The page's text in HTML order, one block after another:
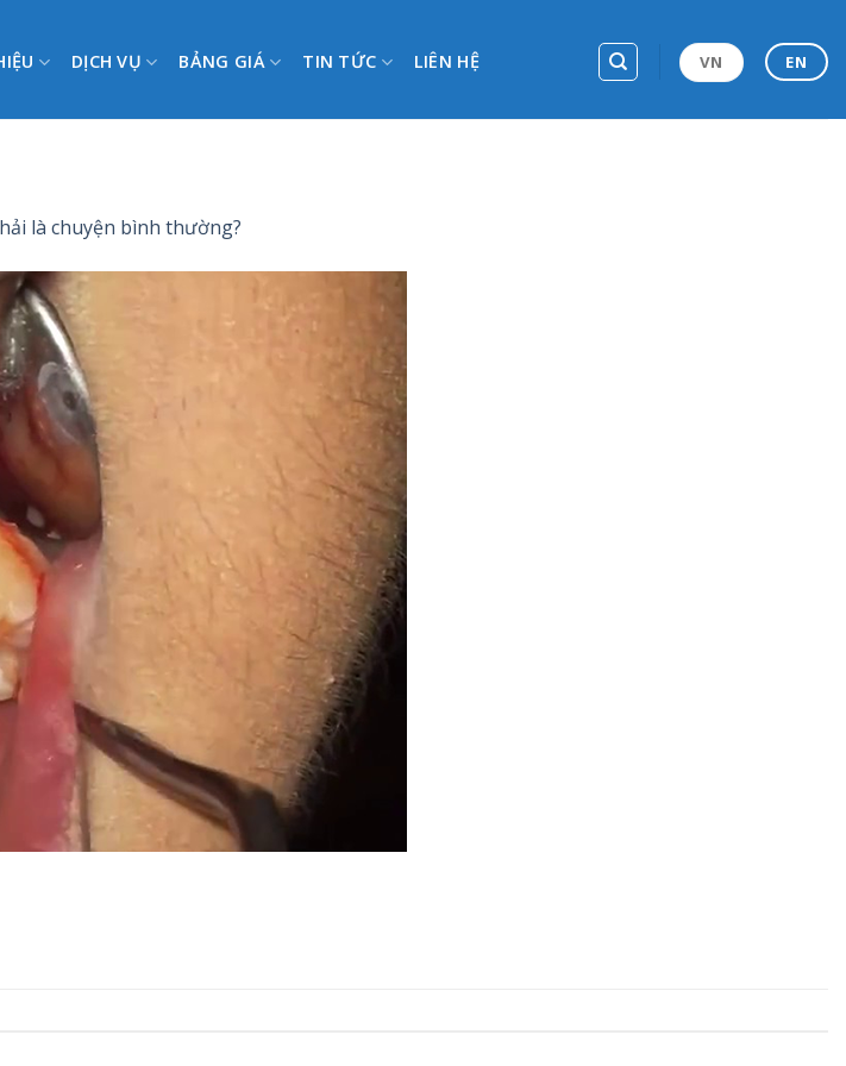
DỊCH VỤ BẢNG GIÁ TIN TỨC LIÊN HỆ VN EN
là chuyện bình thường?